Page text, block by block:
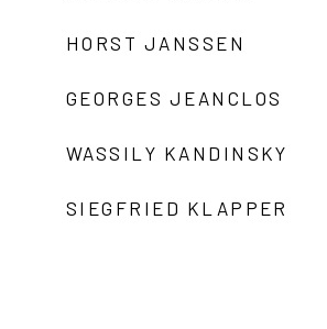
HORST JANSSEN
GEORGES JEANCLOS
WASSILY KANDINSKY
SIEGFRIED KLAPPER